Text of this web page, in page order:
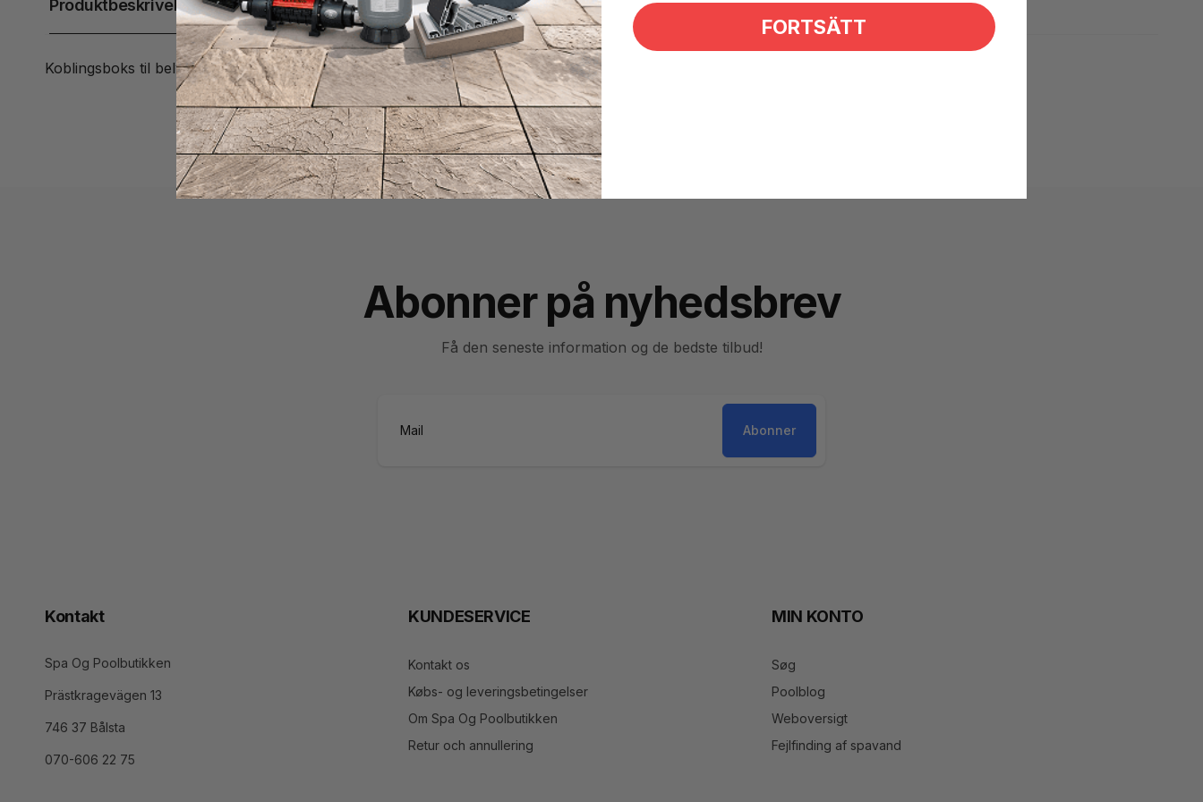
Produktbeskrivelse
Koblingsboks til belysning i pool, fremstillet i rustfrit stål.
Abonner på nyhedsbrev
Få den seneste information og de bedste tilbud!
Abonner
Kontakt
Spa Og Poolbutikken
Prästkragevägen 13
746 37 Bålsta
070-606 22 75
KUNDESERVICE
Kontakt os
Købs- og leveringsbetingelser
Om Spa Og Poolbutikken
Retur och annullering
MIN KONTO
Søg
Poolblog
Weboversigt
Fejlfinding af spavand
FORTSÄTT